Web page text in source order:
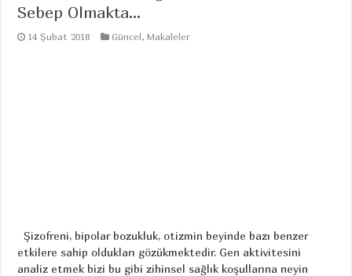
Sebep Olmakta…
14 Şubat 2018 Güncel,Makaleler
Şizofreni, bipolar bozukluk, otizmin beyinde bazı benzer
etkilere sahip oldukları gözükmektedir. Gen aktivitesini
analiz etmek bizi bu gibi zihinsel sağlık koşullarına neyin